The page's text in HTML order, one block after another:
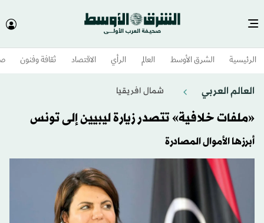
الرئيسية الشرق الأوسط​ العالم الرأي الاقتصاد ثقافة وفنون
العالم العربي شمال افريقيا
«ملفات خلافية» تتصدر زيارة ليبيين إلى تونس
أبرزها الأموال المصادرة